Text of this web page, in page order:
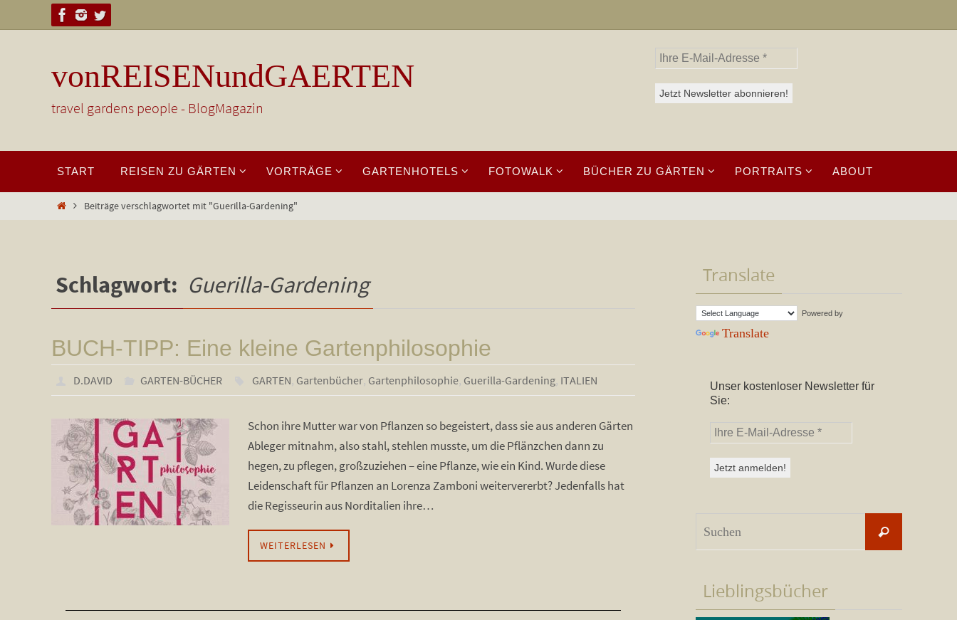
Inhalt
vonREISENundGAERTEN
travel gardens people - BlogMagazin
springen
START REISEN ZU GÄRTEN VORTRÄGE GARTENHOTELS FOTOWALK BÜCHER ZU GÄRTEN PORTRAITS ABOUT
StartBeiträge verschlagwortet mit "Guerilla-Gardening"
Schlagwort: Guerilla-Gardening
BUCH-TIPP: Eine kleine Gartenphilosophie
D.DAVID GARTEN-BÜCHER GARTEN, Gartenbücher, Gartenphilosophie, Guerilla-Gardening, ITALIEN
Schon ihre Mutter war von Pflanzen so begeistert, dass sie aus anderen Gärten
Ableger mitnahm, also stahl, stehlen musste, um die Pflänzchen dann zu
hegen, zu pflegen, großzuziehen – eine Pflanze, wie ein Kind. Wurde diese
Leidenschaft für Pflanzen an Lorenza Zamboni weitervererbt? Jedenfalls hat
die Regisseurin aus Norditalien ihre…
WEITERLESEN
Translate
Powered by
Translate
Unser kostenloser Newsletter für
Sie:
Suchen
Lieblingsbücher